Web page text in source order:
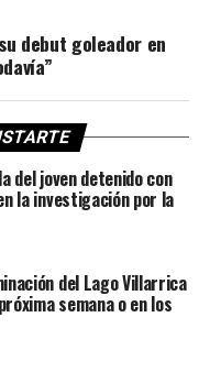
debut goleador en
del joven detenido con
la investigación por la
del Lago Villarrica
semana o en los